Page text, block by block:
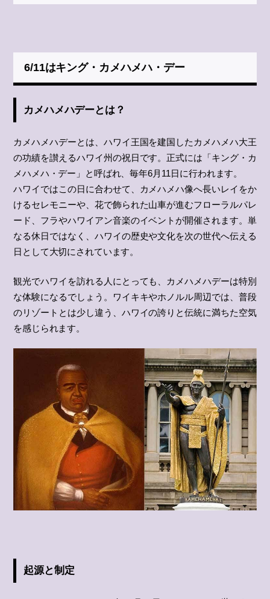
6/11はキング・カメハメハ・デー
カメハメハデーとは？
カメハメハデーとは、ハワイ王国を建国したカメハメハ大王
の功績を讃えるハワイ州の祝日です。正式には「キング・カ
メハメハ・デー」と呼ばれ、毎年6月11日に行われます。
ハワイではこの日に合わせて、カメハメハ像へ長いレイをか
けるセレモニーや、花で飾られた山車が進むフローラルパレ
ード、フラやハワイアン音楽のイベントが開催されます。単
なる休日ではなく、ハワイの歴史や文化を次の世代へ伝える
日として大切にされています。
観光でハワイを訪れる人にとっても、カメハメハデーは特別
な体験になるでしょう。ワイキキやホノルル周辺では、普段
のリゾートとは少し違う、ハワイの誇りと伝統に満ちた空気
を感じられます。
起源と制定